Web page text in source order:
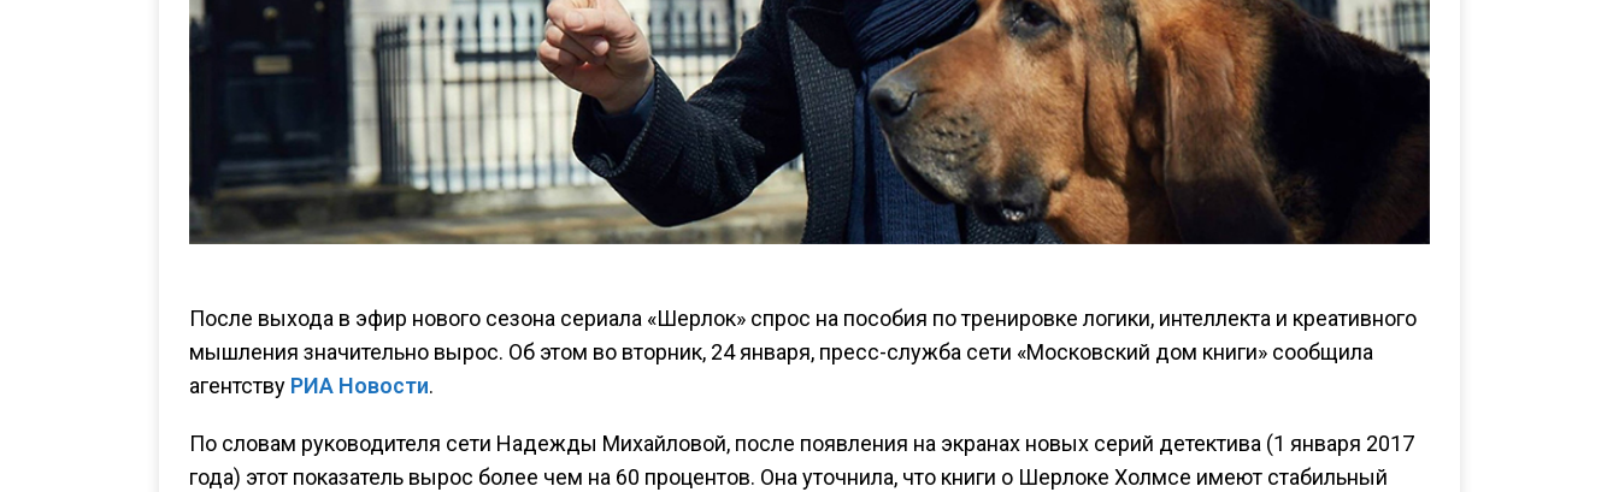
После выхода в эфир нового сезона сериала «Шерлок» спрос на пособия по тренировке логики, интеллекта и креативного
мышления значительно вырос. Об этом во вторник, 24 января, пресс-служба сети «Московский дом книги» сообщила
агентству РИА Новости.
По словам руководителя сети Надежды Михайловой, после появления на экранах новых серий детектива (1 января 2017
года) этот показатель вырос более чем на 60 процентов. Она уточнила, что книги о Шерлоке Холмсе имеют стабильный